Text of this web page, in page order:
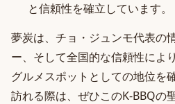
と信頼性を確立しています。
夢炭は、チョ・ジュンモ代表の
ー、そして全国的な信頼性によ
グルメスポットとしての地位を
訪れる際は、ぜひこのK-BBQの